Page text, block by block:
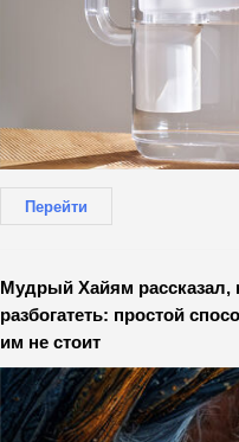
Перейти
Мудрый Хайям рассказал,
разбогатеть: простой
им не стоит